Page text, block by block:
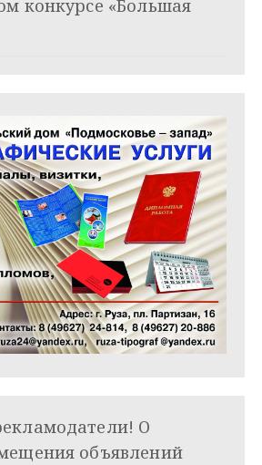
конкурсе «Большая
О
объявлений